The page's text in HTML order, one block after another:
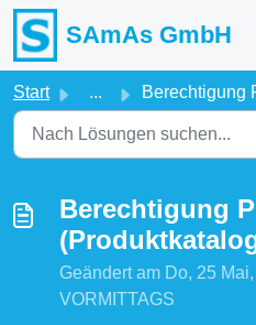
Zum hauptsächlichen Inhalt
SAmAs GmbH
Start ... Berechtigung
Berechtigung
Geändert am Do, 25
VORMITTAGS